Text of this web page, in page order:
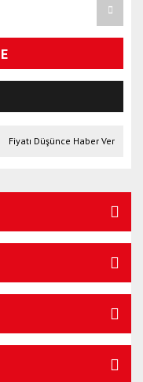
Fiyatı Düşünce Haber Ver